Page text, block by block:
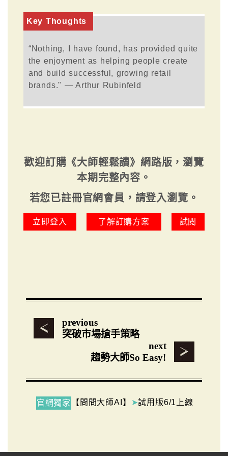
Key Thoughts
“Nothing, I have found, has provided quite
the enjoyment as helping people create
and build successful, growing retail
brands." — Arthur Rubinfeld
歡迎訂購《大師輕鬆讀》網路版，瀏覽
本期完整內容。
若您已註冊官網會員，請登入瀏覽。
立即登入 了解訂購方案 試閱
previous
突破市場搶手策略
next
趨勢大師So Easy!
官網獨家 【問問大師AI】 ➤試用版6/1上線